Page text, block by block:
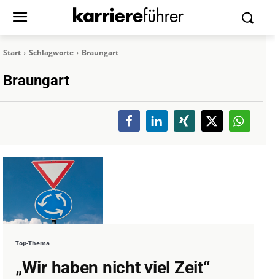
Start Schlagworte Braungart
Braungart
Top-Thema
„Wir haben nicht viel Zeit“